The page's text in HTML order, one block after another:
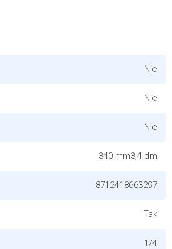
Nie
Nie
Nie
340 mm3,4 dm
8712418663297
Tak
1/4